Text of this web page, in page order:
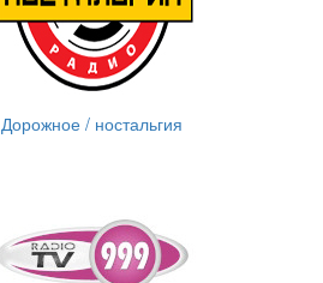
Дорожное / ностальгия